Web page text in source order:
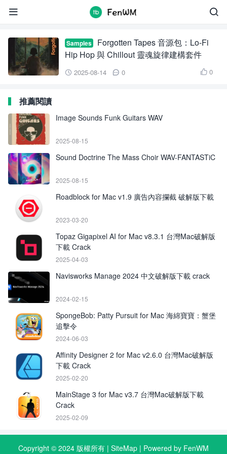

 Forgotten Tapes 音源包
Samples
Forgotten Tapes 音源包：Lo-Fi
Hip Hop 與 Chillout 靈魂旋律建構套件
 2025-08-14  0  0
推薦閱讀
Image Sounds Funk Guitars WAV
2025-08-15
Sound Doctrine The Mass Choir WAV-FANTASTiC
2025-08-15
Roadblock for Mac v1.9 廣告內容攔截 破解版下載
2023-03-20
Topaz Gigapixel AI for Mac v8.3.1 台灣Mac破解版
下載 Crack
2025-04-03
Navisworks Manage 2024 中文破解版下載 crack
2024-02-15
SpongeBob: Patty Pursuit for Mac 海綿寶寶：蟹堡
追擊令
2024-06-03
Affinity Designer 2 for Mac v2.6.0 台灣Mac破解版
下載 Crack
2025-02-20
MainStage 3 for Mac v3.7 台灣Mac破解版下載
Crack
2025-02-09
Copyright © 2024 版權所有 | SiteMap | Powered by FenWM